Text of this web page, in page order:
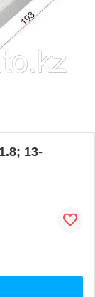
13-